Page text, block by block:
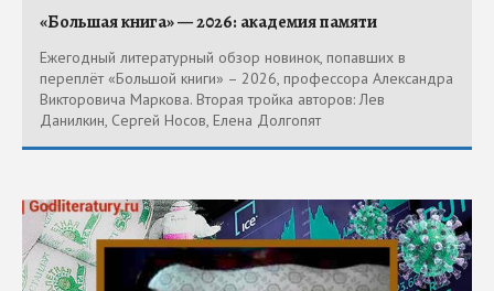
«Большая книга» — 2026: академия памяти
Ежегодный литературный обзор новинок, попавших в
переплёт «Большой книги» – 2026, профессора Александра
Викторовича Маркова. Вторая тройка авторов: Лев
Данилкин, Сергей Носов, Елена Долгопят